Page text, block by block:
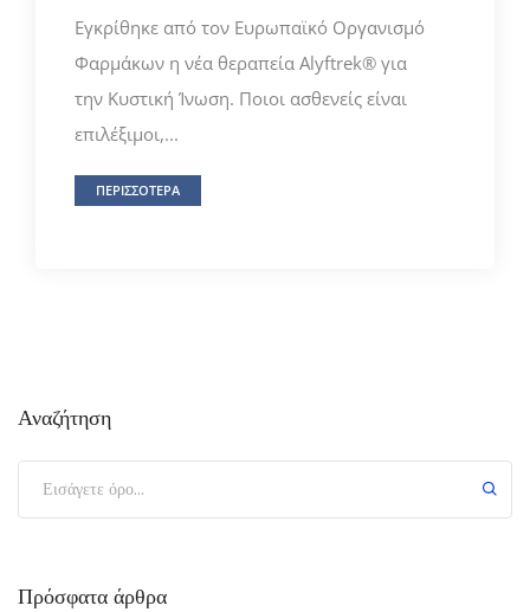
Εγκρίθηκε από τον Ευρωπαϊκό Οργανισμό
Φαρμάκων η νέα θεραπεία Alyftrek® για
την Κυστική Ίνωση. Ποιοι ασθενείς είναι
επιλέξιμοι,...
ΠΕΡΙΣΣΟΤΕΡΑ
Αναζήτηση
Πρόσφατα άρθρα